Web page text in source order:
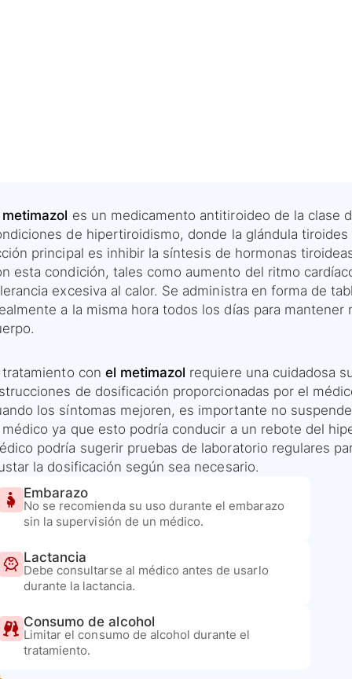
metimazol es un medicamento antitiroideo de la clase
de hipertiroidismo, donde la glándula
principal es inhibir la síntesis de hormonas
esta condición, tales como aumento del ritmo
excesiva al calor. Se administra en forma de
a la misma hora todos los días para
tratamiento con el metimazol requiere una cuidadosa
de dosificación proporcionadas por el
los síntomas mejoren, es importante no
ya que esto podría conducir a un rebote del
podría sugerir pruebas de laboratorio regulares
la dosificación según sea necesario.
Embarazo
No se recomienda su uso durante el embarazo
sin la supervisión de un médico.
Lactancia
Debe consultarse al médico antes de usarlo
durante la lactancia.
Consumo de alcohol
Limitar el consumo de alcohol durante el
tratamiento.